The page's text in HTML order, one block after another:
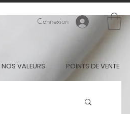
Connexion
NOS VALEURS POINTS DE VENTE